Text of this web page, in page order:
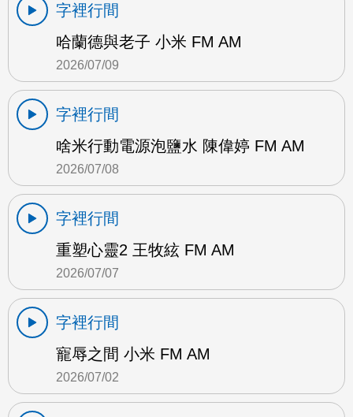
字裡行間
哈蘭德與老子 小米 FM AM
2026/07/09
字裡行間
啥米行動電源泡鹽水 陳偉婷 FM AM
2026/07/08
字裡行間
重塑心靈2 王牧絃 FM AM
2026/07/07
字裡行間
寵辱之間 小米 FM AM
2026/07/02